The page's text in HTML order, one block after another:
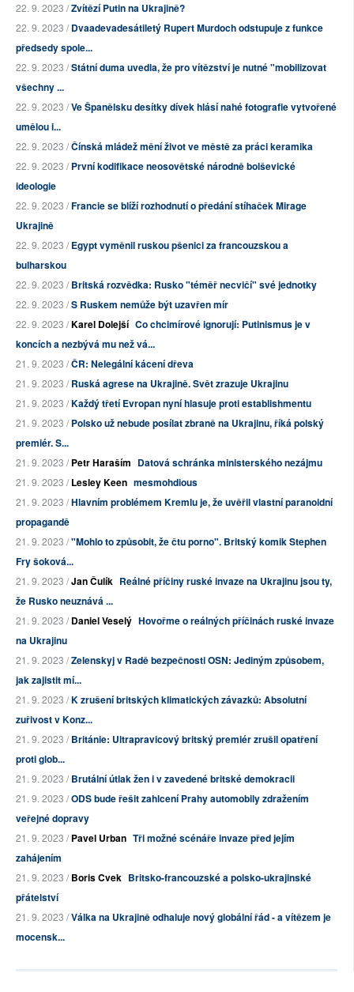
22. 9. 2023 /Zvítězí Putin na Ukrajině?
22. 9. 2023 /Dvaadevadesátiletý Rupert Murdoch odstupuje z funkce
předsedy spole...
22. 9. 2023 /Státní duma uvedla, že pro vítězství je nutné "mobilizovat
všechny ...
22. 9. 2023 /Ve Španělsku desítky dívek hlásí nahé fotografie vytvořené
umělou i...
22. 9. 2023 /Čínská mládež mění život ve městě za práci keramika
22. 9. 2023 /První kodifikace neosovětské národně bolševické
ideologie
22. 9. 2023 /Francie se blíží rozhodnutí o předání stíhaček Mirage
Ukrajině
22. 9. 2023 /Egypt vyměnil ruskou pšenici za francouzskou a
bulharskou
22. 9. 2023 /Britská rozvědka: Rusko "téměř necvičí" své jednotky
22. 9. 2023 /S Ruskem nemůže být uzavřen mír
22. 9. 2023 /Karel Dolejší Co chcimírové ignorují: Putinismus je v
koncích a nezbývá mu než vá...
21. 9. 2023 /ČR: Nelegální kácení dřeva
21. 9. 2023 /Ruská agrese na Ukrajině. Svět zrazuje Ukrajinu
21. 9. 2023 /Každý třetí Evropan nyní hlasuje proti establishmentu
21. 9. 2023 /Polsko už nebude posílat zbraně na Ukrajinu, říká polský
premiér. S...
21. 9. 2023 /Petr Haraším Datová schránka ministerského nezájmu
21. 9. 2023 /Lesley Keen mesmohdious
21. 9. 2023 /Hlavním problémem Kremlu je, že uvěřil vlastní paranoidní
propagandě
21. 9. 2023 /"Mohlo to způsobit, že čtu porno". Britský komik Stephen
Fry šoková...
21. 9. 2023 /Jan Čulík Reálné příčiny ruské invaze na Ukrajinu jsou ty,
že Rusko neuznává ...
21. 9. 2023 /Daniel Veselý Hovořme o reálných příčinách ruské invaze
na Ukrajinu
21. 9. 2023 /Zelenskyj v Radě bezpečnosti OSN: Jediným způsobem,
jak zajistit mí...
21. 9. 2023 /K zrušení britských klimatických závazků: Absolutní
zuřivost v Konz...
21. 9. 2023 /Británie: Ultrapravicový britský premiér zrušil opatření
proti glob...
21. 9. 2023 /Brutální útlak žen i v zavedené britské demokracii
21. 9. 2023 /ODS bude řešit zahlcení Prahy automobily zdražením
veřejné dopravy
21. 9. 2023 /Pavel Urban Tři možné scénáře invaze před jejím
zahájením
21. 9. 2023 /Boris Cvek Britsko-francouzské a polsko-ukrajinské
přátelství
21. 9. 2023 /Válka na Ukrajině odhaluje nový globální řád - a vítězem je
mocensk...